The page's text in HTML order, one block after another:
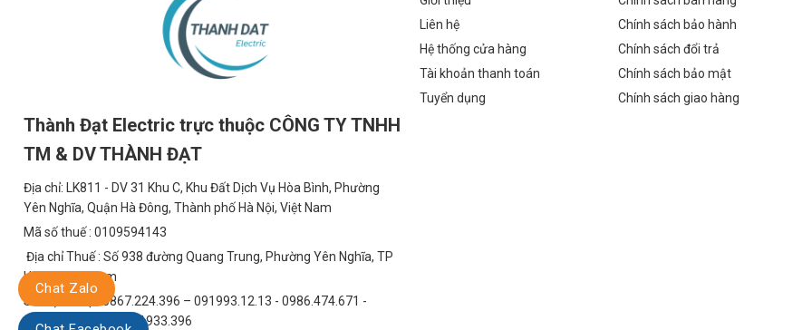
Thành Đạt Electric trực thuộc CÔNG TY TNHH
TM & DV THÀNH ĐẠT
Địa chỉ: LK811 - DV 31 Khu C, Khu Đất Dịch Vụ Hòa Bình, Phường
Yên Nghĩa, Quận Hà Đông, Thành phố Hà Nội, Việt Nam
Mã số thuế : 0109594143
Địa chỉ Thuế : Số 938 đường Quang Trung, Phường Yên Nghĩa, TP
Hà Nội, Việt Nam
Số điện thoại: 0867.224.396 – 091993.12.13 - 0986.474.671 -
0924.734.666 - 0867.933.396
Liên hệ
Hệ thống cửa hàng
Tài khoản thanh toán
Tuyển dụng
Chính sách bảo hành
Chính sách đổi trả
Chính sách bảo mật
Chính sách giao hàng
Chat Zalo